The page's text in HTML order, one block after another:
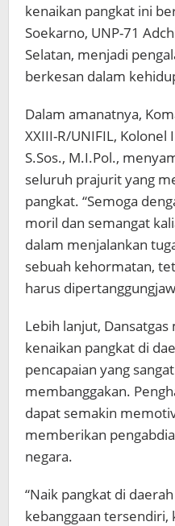
kenaikan pangkat ini
Soekarno, UNP-71
Selatan, menjadi
berkesan dalam
Dalam amanatnya,
XXIII-R/UNIFIL, Kolonel
S.Sos., M.I.Pol.,
seluruh prajurit yang
pangkat. “Semoga
moril dan semangat
dalam menjalankan
sebuah kehormatan,
harus
Lebih lanjut,
kenaikan pangkat di
pencapaian yang
membanggakan.
dapat semakin
memberikan
negara.
“Naik pangkat di
kebanggaan tersendiri,